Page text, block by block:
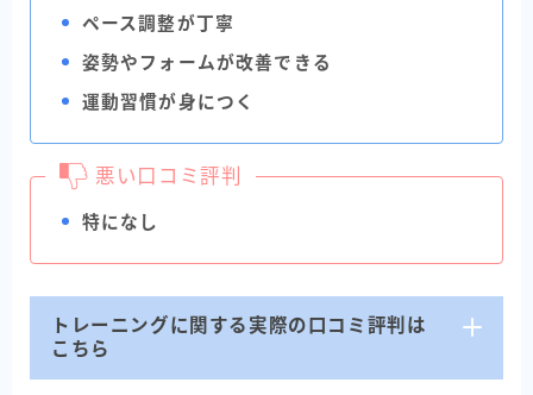
ペース調整が丁寧
姿勢やフォームが改善できる
運動習慣が身につく
悪い口コミ評判
特になし
トレーニングに関する実際の口コミ評判は
こちら